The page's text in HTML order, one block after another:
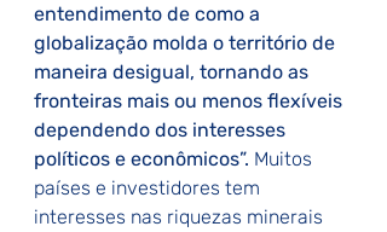
entendimento de como a
globalização molda o território de
maneira desigual, tornando as
fronteiras mais ou menos flexíveis
dependendo dos interesses
políticos e econômicos”. Muitos
países e investidores tem
interesses nas riquezas minerais